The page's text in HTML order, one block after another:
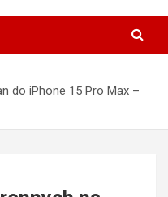
do iPhone 15 Pro Max –